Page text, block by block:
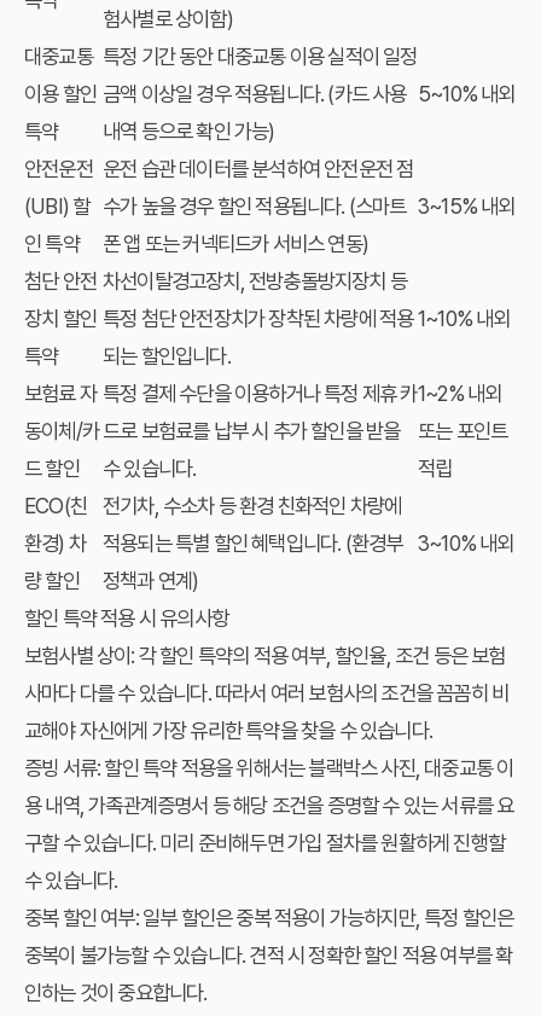
험사별로 상이함)
대중교통
이용 할인
특약
특정 기간 동안 대중교통 이용 실적이 일정
금액 이상일 경우 적용됩니다. (카드 사용
내역 등으로 확인 가능)
5~10% 내외
안전운전
(UBI) 할
인 특약
운전 습관 데이터를 분석하여 안전운전 점
수가 높을 경우 할인 적용됩니다. (스마트
폰 앱 또는 커넥티드카 서비스 연동)
3~15% 내외
첨단 안전
장치 할인
특약
차선이탈경고장치, 전방충돌방지장치 등
특정 첨단 안전장치가 장착된 차량에 적용
되는 할인입니다.
1~10% 내외
보험료 자
동이체/카
드 할인
특정 결제 수단을 이용하거나 특정 제휴 카
드로 보험료를 납부 시 추가 할인을 받을
수 있습니다.
1~2% 내외
또는 포인트
적립
ECO(친
환경) 차
량 할인
전기차, 수소차 등 환경 친화적인 차량에
적용되는 특별 할인 혜택입니다. (환경부
정책과 연계)
3~10% 내외
할인 특약 적용 시 유의사항
보험사별 상이:각 할인 특약의 적용 여부, 할인율, 조건 등은 보험
사마다 다를 수 있습니다. 따라서 여러 보험사의 조건을 꼼꼼히 비
교해야 자신에게 가장 유리한 특약을 찾을 수 있습니다.
증빙 서류:할인 특약 적용을 위해서는 블랙박스 사진, 대중교통 이
용 내역, 가족관계증명서 등 해당 조건을 증명할 수 있는 서류를 요
구할 수 있습니다. 미리 준비해두면 가입 절차를 원활하게 진행할
수 있습니다.
중복 할인 여부:일부 할인은 중복 적용이 가능하지만, 특정 할인은
중복이 불가능할 수 있습니다. 견적 시 정확한 할인 적용 여부를 확
인하는 것이 중요합니다.